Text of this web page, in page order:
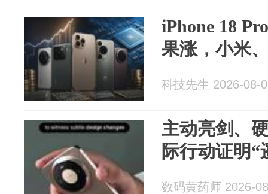
iPhone 18
果涨，小米
科技先生 2026-08-
主动亮剑、
际行动证明“
数码黄药师 2026-